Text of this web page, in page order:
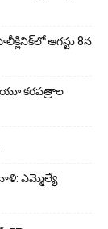
ఆగస్టు 8న
కరపత్రాల
ఎమ్మెల్యే